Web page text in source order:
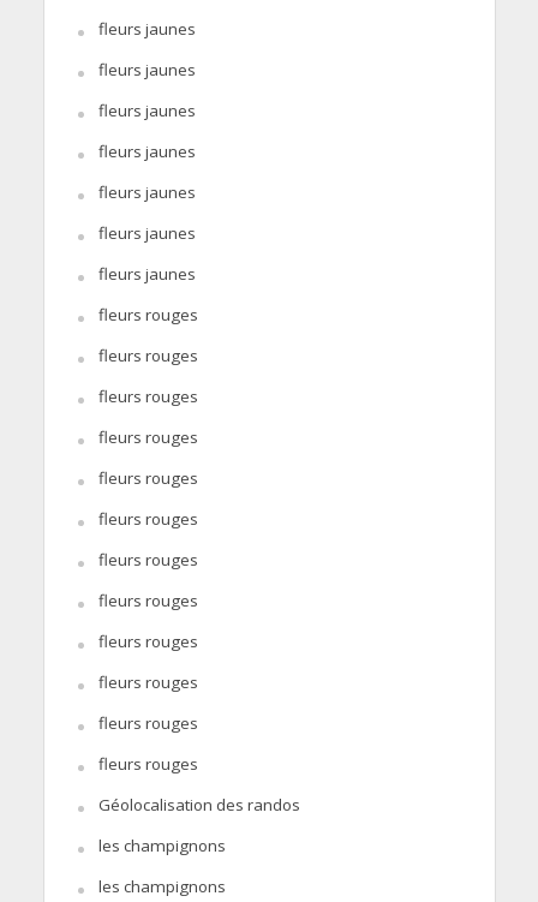
fleurs jaunes
fleurs jaunes
fleurs jaunes
fleurs jaunes
fleurs jaunes
fleurs jaunes
fleurs jaunes
fleurs rouges
fleurs rouges
fleurs rouges
fleurs rouges
fleurs rouges
fleurs rouges
fleurs rouges
fleurs rouges
fleurs rouges
fleurs rouges
fleurs rouges
fleurs rouges
Géolocalisation des randos
les champignons
les champignons